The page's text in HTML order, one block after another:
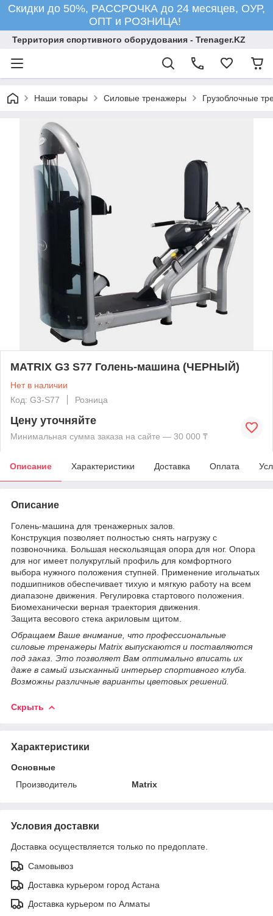
Скидки до 50%, РАССРОЧКА до 24 месяцев, ОУР,
ОПТ и РОЗНИЦА!
Территория спортивного оборудования - Trenager.KZ
Наши товары Силовые тренажеры Грузоблочные
MATRIX G3 S77 Голень-машина (ЧЕРНЫЙ)
Нет в наличии
Код: G3-S77
Розница
Цену уточняйте
Минимальная сумма заказа на сайте — 30 000 ₸
Описание Характеристики Доставка Оплата
Описание
Голень-машина для тренажерных залов.
Конструкция позволяет полностью снять нагрузку с
позвоночника. Большая нескользящая опора для ног. Опора
для ног имеет полукруглый профиль для комфортного
выбора нужного положения ступней. Применение игольчатых
подшипников обеспечивает тихую и мягкую работу на всем
диапазоне движения. Регулировка стартового положения.
Биомеханически верная траектория движения.
Защита весового стека акриловым щитом.
Обращаем Ваше внимание, что профессиональные
силовые тренажеры Matrix выпускаются и поставляются
под заказ. Это позволяет Вам оптимально вписать их
даже в самый изысканный интерьер спортивного клуба.
Возможны различные варианты цветовых решений.
Скрыть
Характеристики
Основные
Производитель
Matrix
Условия доставки
Доставка осуществляется только по предоплате.
Самовывоз
Доставка курьером город Астана
Доставка курьером по Алматы